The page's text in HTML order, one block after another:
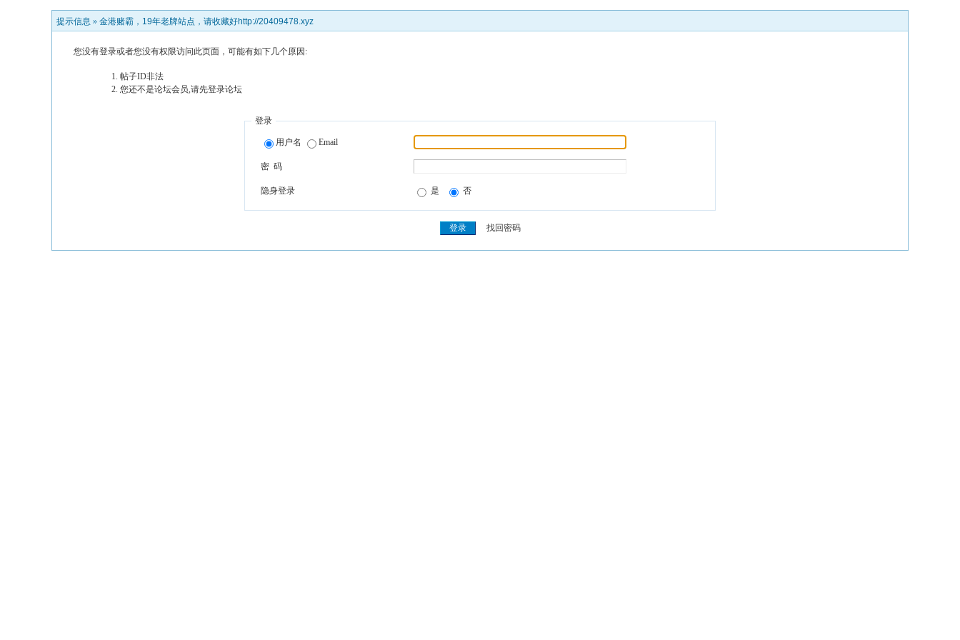
提示信息 » 金港赌霸，19年老牌站点，请收藏好http://20409478.xyz
您没有登录或者您没有权限访问此页面，可能有如下几个原因:
帖子ID非法
您还不是论坛会员,请先登录论坛
登录
用户名 Email
密 码
隐身登录 是 否
找回密码